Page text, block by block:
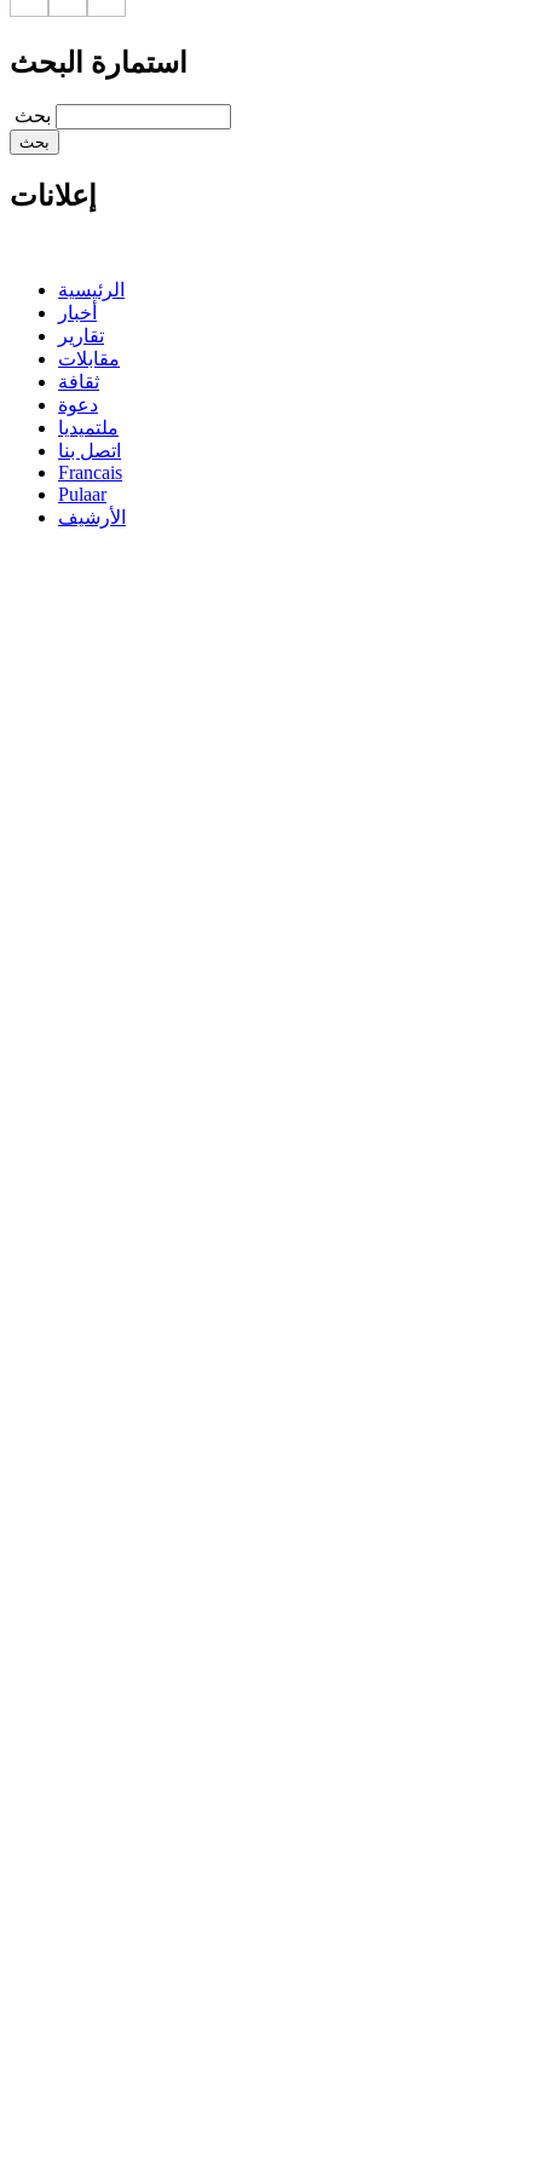
استمارة البحث
‏بحث ‏
إعلانات
الرئيسية
أخبار
تقارير
مقابلات
ثقافة
دعوة
ملتميديا
اتصل بنا
Francais
Pulaar
الأرشيف